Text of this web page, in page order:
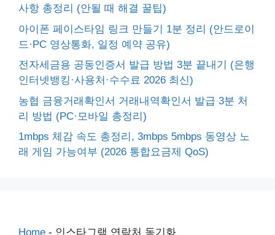
사항 총정리 (안될 때 해결 꿀팁)
아이폰 페이스타임 링크 만들기 1분 정리 (안드로이
드·PC 영상통화, 일정 예약 공유)
전자세금용 공동인증서 발급 방법 3분 끝내기 (은행
인터넷뱅킹·사용처·수수료 2026 최신)
농협 금융거래확인서 거래내역확인서 발급 3분 처
리 방법 (PC·모바일 총정리)
1mbps 체감 속도 총정리, 3mbps 5mbps 동영상 노
래 게임 가능여부 (2026 통합요금제 QoS)
Home - 인스타그램 연락처 동기화